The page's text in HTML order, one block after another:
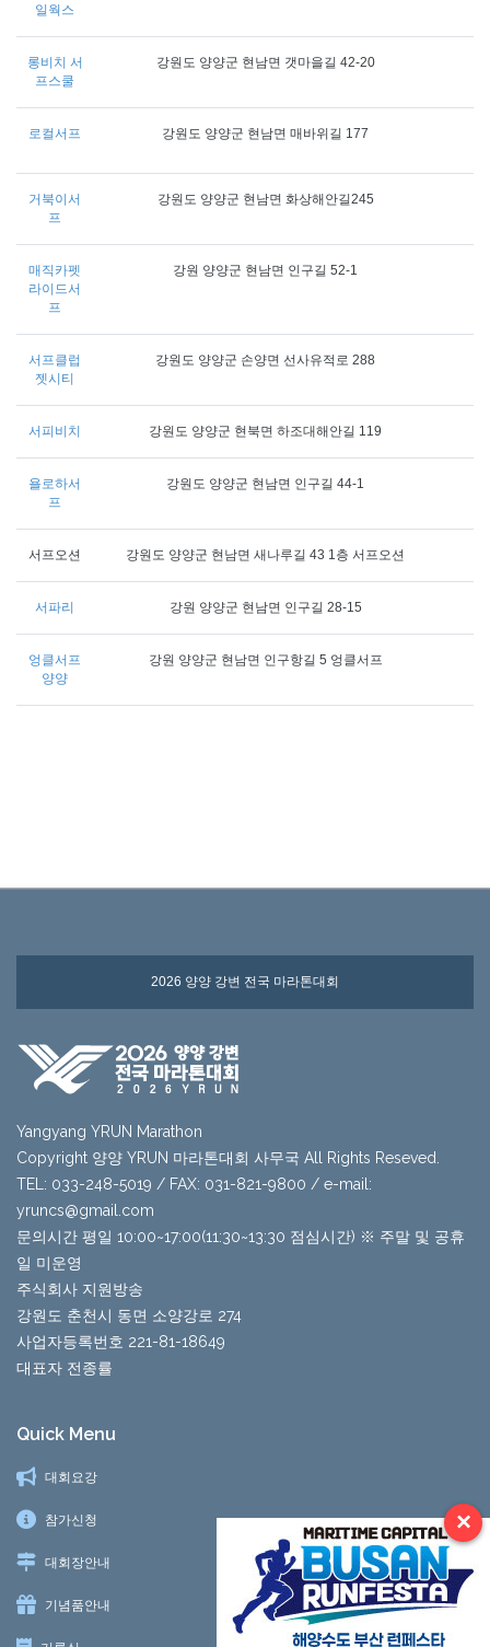
일웍스
롱비치 서
프스쿨
강원도 양양군 현남면 갯마을길 42-20
로컬서프 강원도 양양군 현남면 매바위길 177
거북이서
프
강원도 양양군 현남면 화상해안길245
매직카펫
라이드서
프
강원 양양군 현남면 인구길 52-1
서프클럽
젯시티
강원도 양양군 손양면 선사유적로 288
서피비치 강원도 양양군 현북면 하조대해안길 119
욜로하서
프
강원도 양양군 현남면 인구길 44-1
서프오션 강원도 양양군 현남면 새나루길 43 1층 서프오션
서파리 강원 양양군 현남면 인구길 28-15
엉클서프
양양
강원 양양군 현남면 인구항길 5 엉클서프
2026 양양 강변 전국 마라톤대회
Yangyang YRUN Marathon
Copyright 양양 YRUN 마라톤대회 사무국 All Rights Reseved.
TEL: 033-248-5019 / FAX: 031-821-9800 / e-mail:
yruncs@gmail.com
문의시간 평일 10:00~17:00(11:30~13:30 점심시간) ※ 주말 및 공휴
일 미운영
주식회사 지원방송
강원도 춘천시 동면 소양강로 274
사업자등록번호 221-81-18649
대표자 전종률
Quick Menu
대회요강
참가신청
대회장안내
기념품안내
×